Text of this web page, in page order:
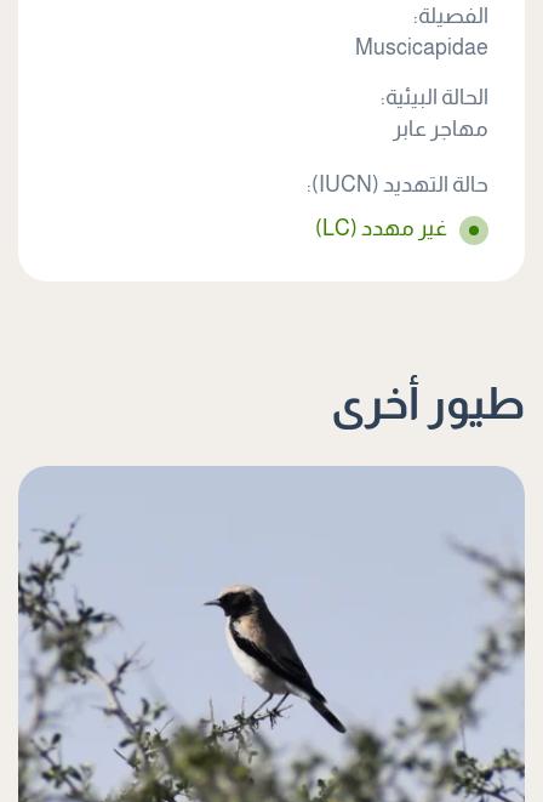
الفصيلة:
Muscicapidae
الحالة البيئية:
مهاجر عابر
حالة التهديد (IUCN):
غير مهدد (LC)
طيور أخرى